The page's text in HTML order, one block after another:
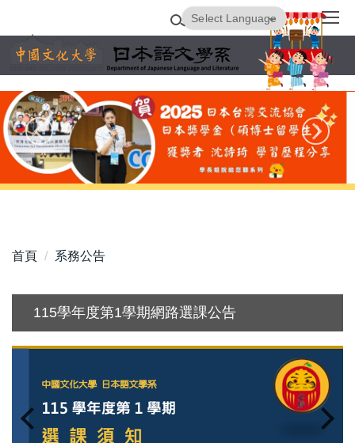
主
內
容
區
Translate
首頁 系務公告
115學年度第1學期網路選課公告